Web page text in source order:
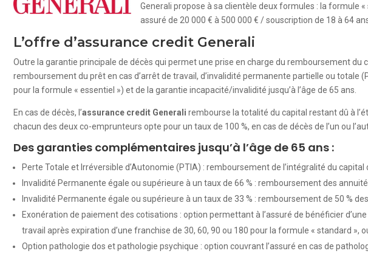
Generali propose à sa clientèle deux formules : la formule
assuré de 20 000 € à 500 000 € / souscription de 18 à 64
L’offre d’assurance credit Generali
Outre la garantie principale de décès qui permet une prise en charge du remboursement du
remboursement du prêt en cas d’arrêt de travail, d’invalidité permanente partielle ou totale
pour la formule « essentiel ») et de la garantie incapacité/invalidité jusqu’à l’âge de 65 ans.
En cas de décès, l’assurance credit Generali rembourse la totalité du capital restant dû à
chacun des deux co-emprunteurs opte pour un taux de 100 %, en cas de décès de l’un ou
Des garanties complémentaires jusqu’à l’âge de 65 ans :
Perte Totale et Irréversible d’Autonomie (PTIA) : remboursement de l’intégralité du
Invalidité Permanente égale ou supérieure à un taux de 66 % : remboursement des
Invalidité Permanente égale ou supérieure à un taux de 33 % : remboursement de 50 %
Exonération de paiement des cotisations : option permettant à l’assuré de bénéficier
travail après expiration d’une franchise de 30, 60, 90 ou 180 pour la formule « standard »,
Option pathologie dos et pathologie psychique : option couvrant l’assuré en cas de